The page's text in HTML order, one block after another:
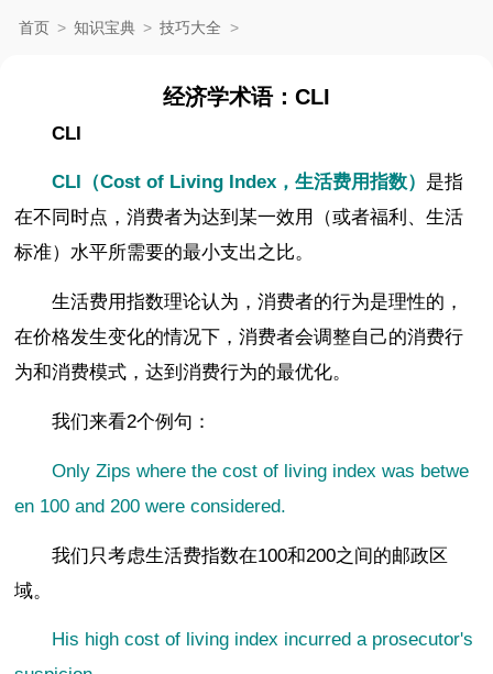
首页 > 知识宝典 > 技巧大全 >
经济学术语：CLI
CLI
CLI（Cost of Living Index，生活费用指数） 是指
在不同时点，消费者为达到某一效用（或者福利、生活
标准）水平所需要的最小支出之比。
生活费用指数理论认为，消费者的行为是理性的，
在价格发生变化的情况下，消费者会调整自己的消费行
为和消费模式，达到消费行为的最优化。
我们来看2个例句：
Only Zips where the cost of living index was betwe
en 100 and 200 were considered.
我们只考虑生活费指数在100和200之间的邮政区
域。
His high cost of living index incurred a prosecutor's